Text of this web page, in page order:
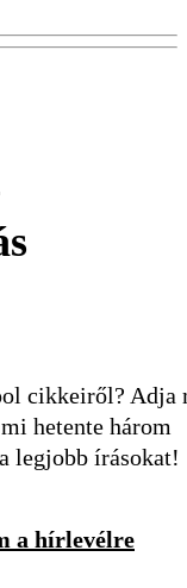
cikkeiről? Adja
hetente három
legjobb írásokat!
a hírlevélre